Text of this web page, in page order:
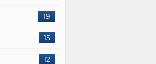
19
15
12